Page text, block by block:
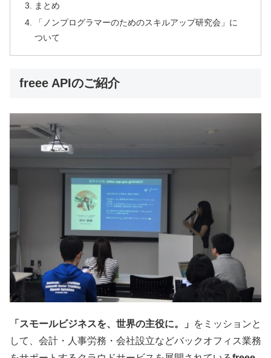
まとめ
「ノンプログラマーのためのスキルアップ研究会」に
ついて
freee APIのご紹介
「スモールビジネスを、世界の主役に。」
をミッションと
して、会計・人事労務・会社設立などバックオフィス業務